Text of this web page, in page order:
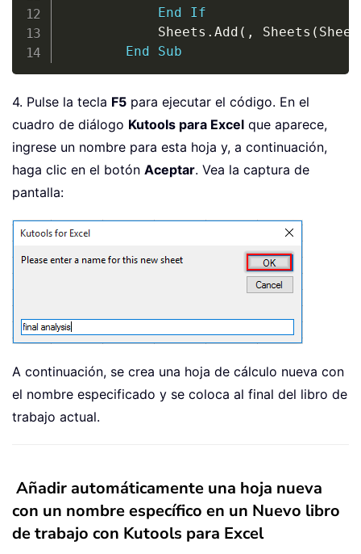
End
If
            Sheets
. Add ( , Sheets (
End
Sub
4. Pulse la tecla F5 para ejecutar el código. En el
cuadro de diálogo Kutools para Excel que aparece,
ingrese un nombre para esta hoja y, a continuación,
haga clic en el botón Aceptar. Vea la captura de
pantalla:
A continuación, se crea una hoja de cálculo nueva con
el nombre especificado y se coloca al final del libro de
trabajo actual.
Añadir automáticamente una hoja nueva
con un nombre específico en un Nuevo libro
de trabajo con Kutools para Excel